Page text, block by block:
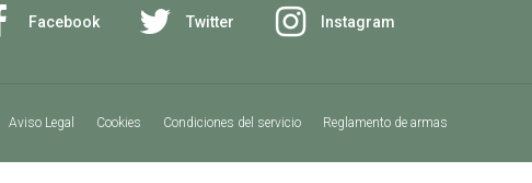
Facebook Twitter Instagram
Aviso Legal Cookies Condiciones del servicio Reglamento de armas